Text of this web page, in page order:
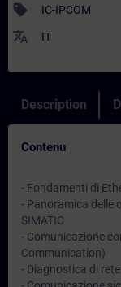
sell IC-IPCOM
translate IT
Description
Contenu
- Fondamenti di
- Panoramica delle
SIMATIC
- Comunicazione
Communication)
- Diagnostica di